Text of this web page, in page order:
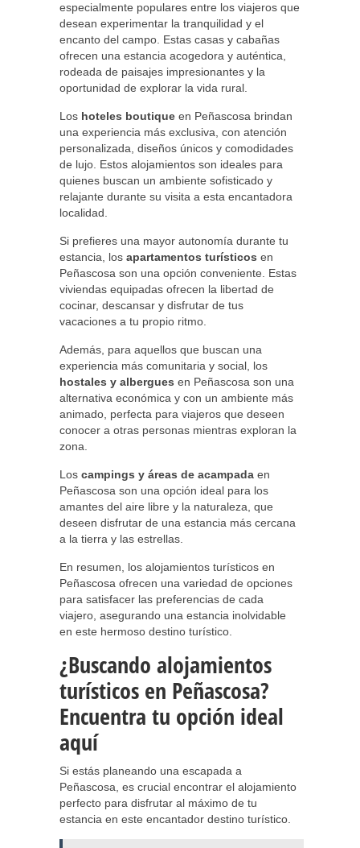
especialmente populares entre los viajeros que
desean experimentar la tranquilidad y el
encanto del campo. Estas casas y cabañas
ofrecen una estancia acogedora y auténtica,
rodeada de paisajes impresionantes y la
oportunidad de explorar la vida rural.
Los hoteles boutique en Peñascosa brindan
una experiencia más exclusiva, con atención
personalizada, diseños únicos y comodidades
de lujo. Estos alojamientos son ideales para
quienes buscan un ambiente sofisticado y
relajante durante su visita a esta encantadora
localidad.
Si prefieres una mayor autonomía durante tu
estancia, los apartamentos turísticos en
Peñascosa son una opción conveniente. Estas
viviendas equipadas ofrecen la libertad de
cocinar, descansar y disfrutar de tus
vacaciones a tu propio ritmo.
Además, para aquellos que buscan una
experiencia más comunitaria y social, los
hostales y albergues en Peñascosa son una
alternativa económica y con un ambiente más
animado, perfecta para viajeros que deseen
conocer a otras personas mientras exploran la
zona.
Los campings y áreas de acampada en
Peñascosa son una opción ideal para los
amantes del aire libre y la naturaleza, que
deseen disfrutar de una estancia más cercana
a la tierra y las estrellas.
En resumen, los alojamientos turísticos en
Peñascosa ofrecen una variedad de opciones
para satisfacer las preferencias de cada
viajero, asegurando una estancia inolvidable
en este hermoso destino turístico.
¿Buscando alojamientos
turísticos en Peñascosa?
Encuentra tu opción ideal
aquí
Si estás planeando una escapada a
Peñascosa, es crucial encontrar el alojamiento
perfecto para disfrutar al máximo de tu
estancia en este encantador destino turístico.